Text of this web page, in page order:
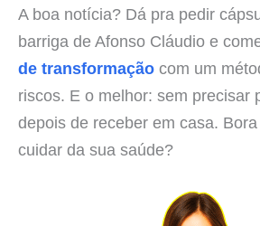
A boa notícia? Dá pra pedir
barriga de Afonso Cláudio e
de transformação com um
riscos. E o melhor: sem precisar
depois de receber em casa.
cuidar da sua saúde?